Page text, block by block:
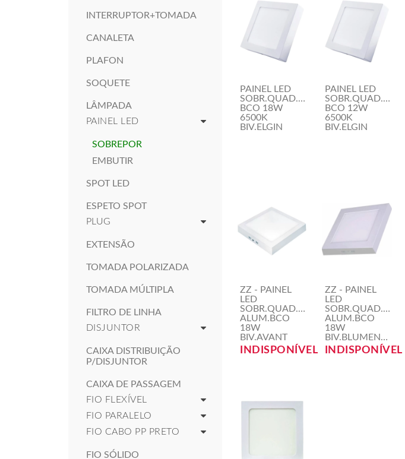
INTERRUPTOR+TOMADA
CANALETA
PLAFON
SOQUETE
LÂMPADA
PAINEL LED
SOBREPOR
EMBUTIR
SPOT LED
ESPETO SPOT
PLUG
EXTENSÃO
TOMADA POLARIZADA
TOMADA MÚLTIPLA
FILTRO DE LINHA
DISJUNTOR
CAIXA DISTRIBUIÇÃO
P/DISJUNTOR
CAIXA DE PASSAGEM
FIO FLEXÍVEL
FIO PARALELO
FIO CABO PP PRETO
FIO SÓLIDO
PAINEL LED
SOBR.QUAD.22CM
BCO 18W
6500K
BIV.ELGIN
PAINEL LED
SOBR.QUAD.17CM
BCO 12W
6500K
BIV.ELGIN
ZZ - PAINEL
LED
SOBR.QUAD.22CM
ALUM.BCO
18W
BIV.AVANT
INDISPONÍVEL
ZZ - PAINEL
LED
SOBR.QUAD.22CM
ALUM.BCO
18W
BIV.BLUMENAU
INDISPONÍVEL